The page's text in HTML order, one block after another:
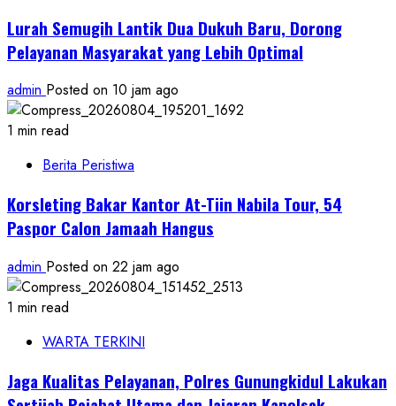
Lurah Semugih Lantik Dua Dukuh Baru, Dorong
Pelayanan Masyarakat yang Lebih Optimal
admin Posted on 10 jam ago
1 min read
Berita Peristiwa
Korsleting Bakar Kantor At-Tiin Nabila Tour, 54
Paspor Calon Jamaah Hangus
admin Posted on 22 jam ago
1 min read
WARTA TERKINI
Jaga Kualitas Pelayanan, Polres Gunungkidul Lakukan